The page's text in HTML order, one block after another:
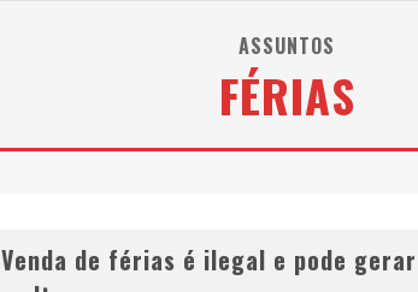
C
OMO A CORTEX SEDUZIU GOOGLE, AWS E MCDONALD’S COM IA PARA O GO-TO-MARKET
ASSUNTOS
FÉRIAS
Venda de férias é ilegal e pode gerar